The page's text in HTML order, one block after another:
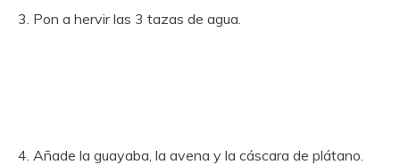
3. Pon a hervir las 3 tazas de agua.
4. Añade la guayaba, la avena y la cáscara de plátano.